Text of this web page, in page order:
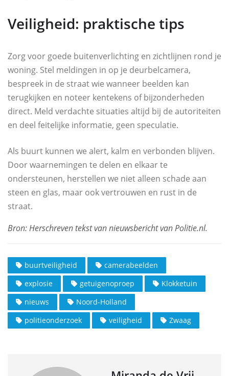
Veiligheid: praktische tips
Zorg voor goede buitenverlichting en zichtlijnen rond je
woning. Stel meldingen in op je deurbelcamera,
bespreek in de straat wie wanneer beelden kan
terugkijken en noteer kentekens of bijzonderheden
direct. Meld verdachte situaties altijd bij de autoriteiten
en deel feitelijke informatie, geen speculatie.
Als buurt kunnen we alert, kalm en verbonden blijven.
Door waarnemingen te delen en elkaar te
ondersteunen, herstellen we niet alleen schade aan
steen en glas, maar ook vertrouwen en rust in de
straat.
buurtveiligheid
camerabeelden
explosie
getuigenoproep
Klokketuin
nieuws
Noord-Holland
politieonderzoek
veiligheid Zwaag